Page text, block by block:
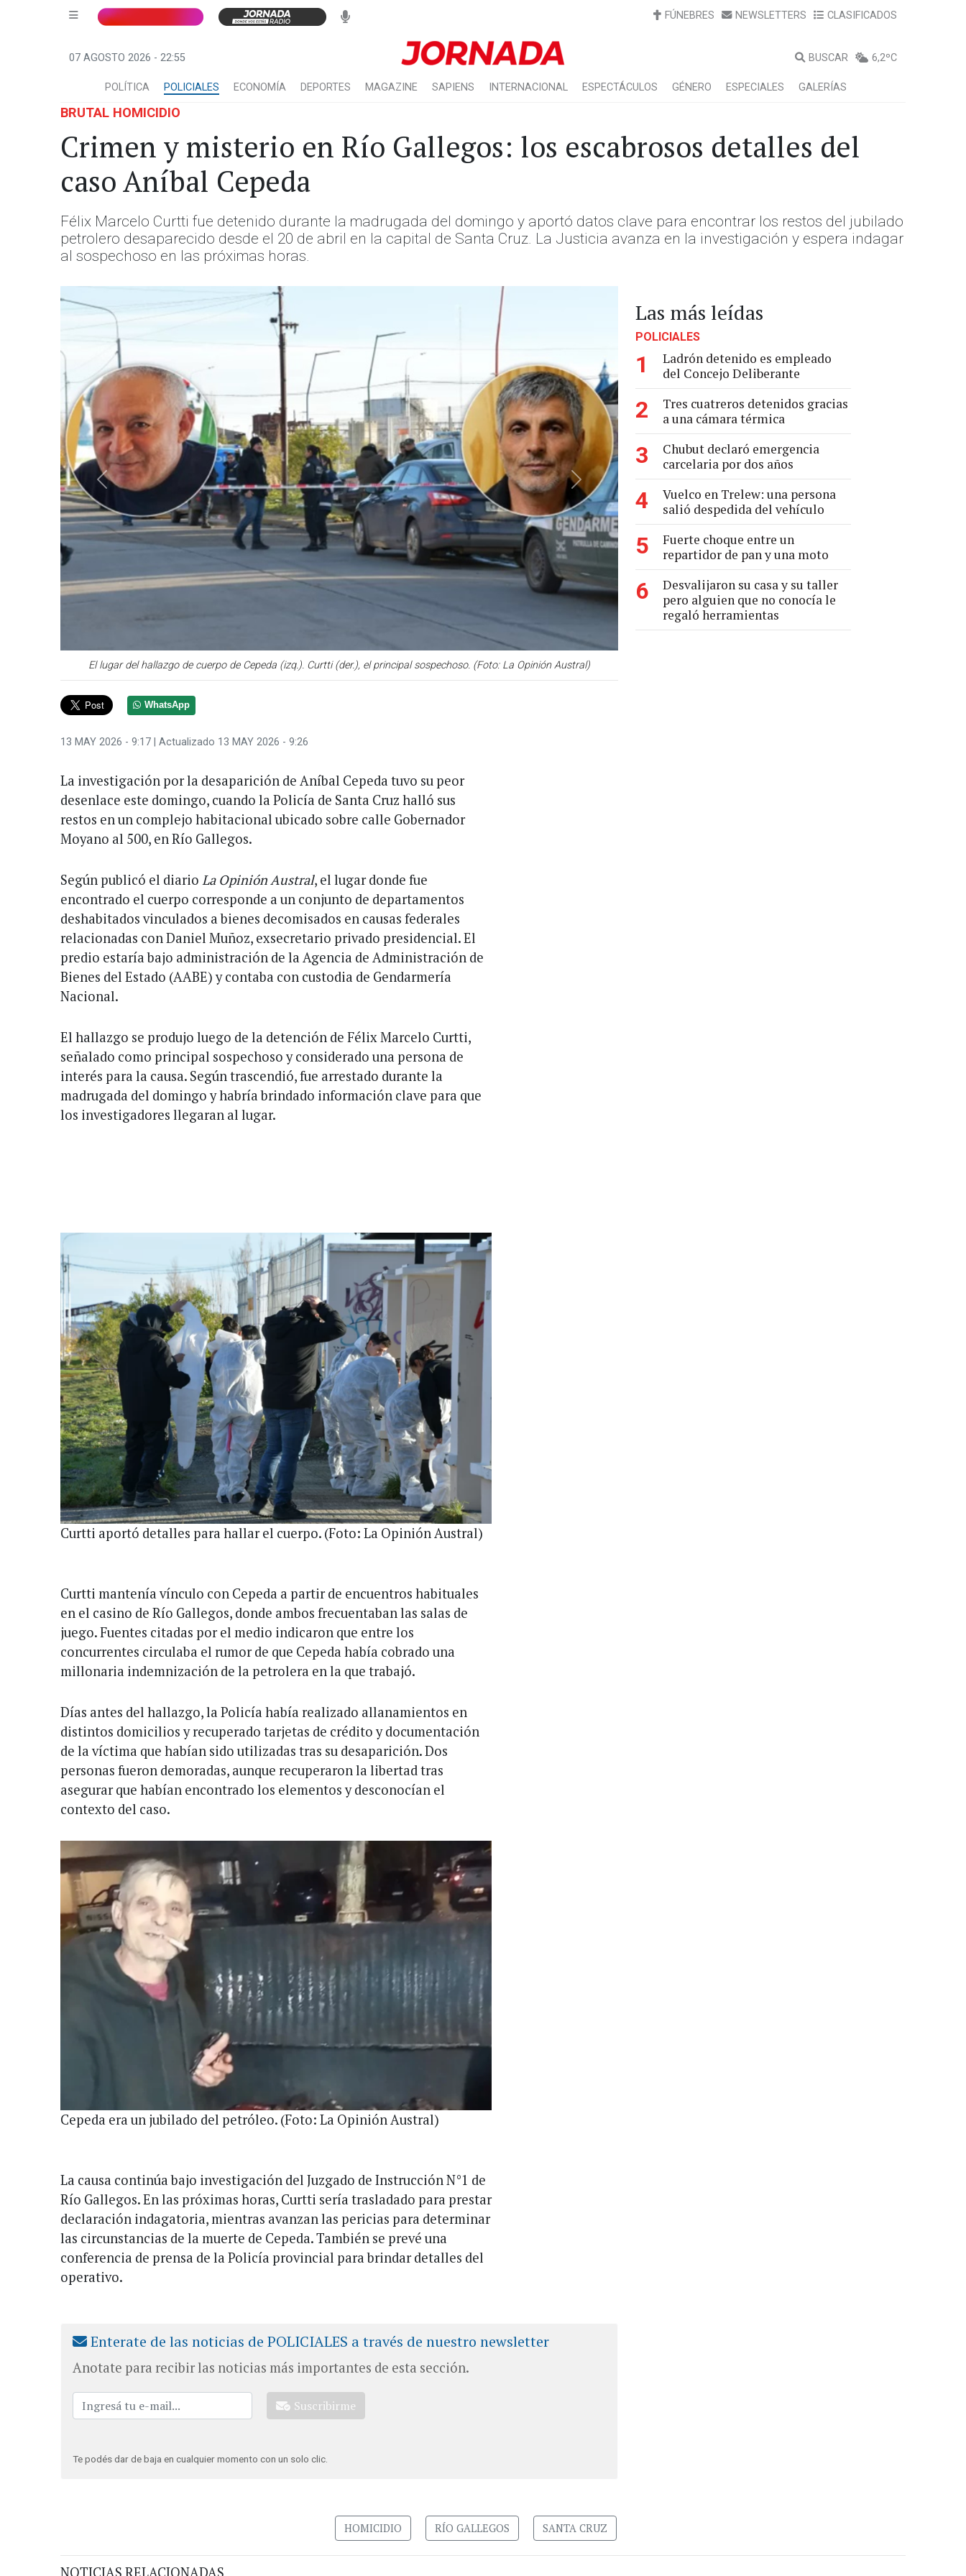
FÚNEBRES NEWSLETTERS CLASIFICADOS
07 AGOSTO 2026 - 22:55 BUSCAR 6,2ºC
POLÍTICA POLICIALES ECONOMÍA DEPORTES MAGAZINE SAPIENS INTERNACIONAL ESPECTÁCULOS GÉNERO ESPECIALES GALERÍAS
BRUTAL HOMICIDIO
Crimen y misterio en Río Gallegos: los escabrosos detalles del
caso Aníbal Cepeda
Félix Marcelo Curtti fue detenido durante la madrugada del domingo y aportó datos clave para encontrar los restos del jubilado
petrolero desaparecido desde el 20 de abril en la capital de Santa Cruz. La Justicia avanza en la investigación y espera indagar
al sospechoso en las próximas horas.
El lugar del hallazgo de cuerpo de Cepeda (izq.). Curtti (der.), el principal sospechoso. (Foto: La Opinión Austral)
Anterior Siguiente
WhatsApp
13 MAY 2026 - 9:17 | Actualizado 13 MAY 2026 - 9:26
La investigación por la desaparición de Aníbal Cepeda tuvo su peor
desenlace este domingo, cuando la Policía de Santa Cruz halló sus
restos en un complejo habitacional ubicado sobre calle Gobernador
Moyano al 500, en Río Gallegos.
Según publicó el diario La Opinión Austral, el lugar donde fue
encontrado el cuerpo corresponde a un conjunto de departamentos
deshabitados vinculados a bienes decomisados en causas federales
relacionadas con Daniel Muñoz, exsecretario privado presidencial. El
predio estaría bajo administración de la Agencia de Administración de
Bienes del Estado (AABE) y contaba con custodia de Gendarmería
Nacional.
El hallazgo se produjo luego de la detención de Félix Marcelo Curtti,
señalado como principal sospechoso y considerado una persona de
interés para la causa. Según trascendió, fue arrestado durante la
madrugada del domingo y habría brindado información clave para que
los investigadores llegaran al lugar.
Curtti aportó detalles para hallar el cuerpo. (Foto: La Opinión Austral)
Curtti mantenía vínculo con Cepeda a partir de encuentros habituales
en el casino de Río Gallegos, donde ambos frecuentaban las salas de
juego. Fuentes citadas por el medio indicaron que entre los
concurrentes circulaba el rumor de que Cepeda había cobrado una
millonaria indemnización de la petrolera en la que trabajó.
Días antes del hallazgo, la Policía había realizado allanamientos en
distintos domicilios y recuperado tarjetas de crédito y documentación
de la víctima que habían sido utilizadas tras su desaparición. Dos
personas fueron demoradas, aunque recuperaron la libertad tras
asegurar que habían encontrado los elementos y desconocían el
contexto del caso.
Cepeda era un jubilado del petróleo. (Foto: La Opinión Austral)
La causa continúa bajo investigación del Juzgado de Instrucción N°1 de
Río Gallegos. En las próximas horas, Curtti sería trasladado para prestar
declaración indagatoria, mientras avanzan las pericias para determinar
las circunstancias de la muerte de Cepeda. También se prevé una
conferencia de prensa de la Policía provincial para brindar detalles del
operativo.
Enterate de las noticias de POLICIALES a través de nuestro newsletter
Anotate para recibir las noticias más importantes de esta sección.
Suscribirme
Te podés dar de baja en cualquier momento con un solo clic.
Las más leídas
POLICIALES
1
Ladrón detenido es empleado
del Concejo Deliberante
2
Tres cuatreros detenidos gracias
a una cámara térmica
3
Chubut declaró emergencia
carcelaria por dos años
4
Vuelco en Trelew: una persona
salió despedida del vehículo
5
Fuerte choque entre un
repartidor de pan y una moto
6
Desvalijaron su casa y su taller
pero alguien que no conocía le
regaló herramientas
HOMICIDIO RÍO GALLEGOS SANTA CRUZ
NOTICIAS RELACIONADAS